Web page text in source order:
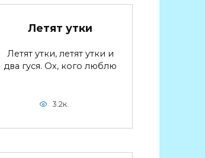
Летят утки
Летят утки, летят утки и
два гуся. Ох, кого люблю
3.2к.